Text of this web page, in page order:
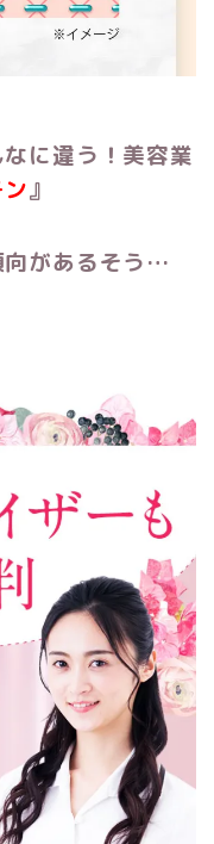
に違う！ 美容業
』
向があるそう…